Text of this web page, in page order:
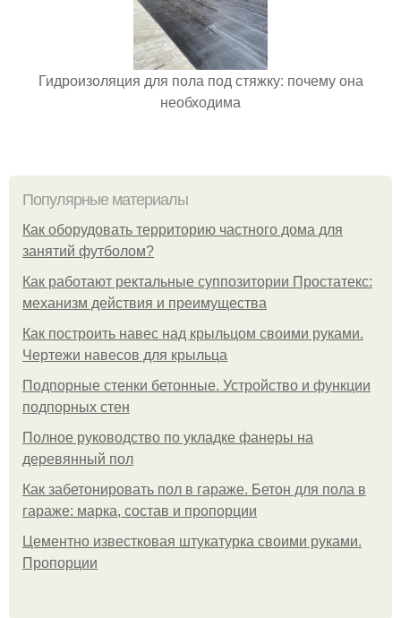
Гидроизоляция для пола под стяжку: почему она
необходима
Популярные материалы
Как оборудовать территорию частного дома для
занятий футболом?
Как работают ректальные суппозитории Простатекс:
механизм действия и преимущества
Как построить навес над крыльцом своими руками.
Чертежи навесов для крыльца
Подпорные стенки бетонные. Устройство и функции
подпорных стен
Полное руководство по укладке фанеры на
деревянный пол
Как забетонировать пол в гараже. Бетон для пола в
гараже: марка, состав и пропорции
Цементно известковая штукатурка своими руками.
Пропорции